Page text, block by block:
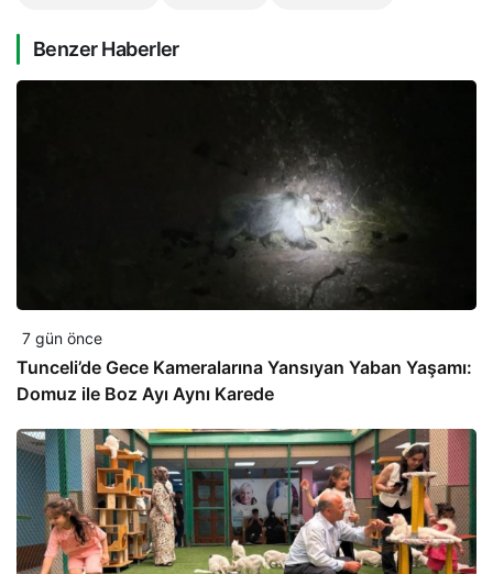
Benzer Haberler
7 gün önce
Tunceli’de Gece Kameralarına Yansıyan Yaban Yaşamı:
Domuz ile Boz Ayı Aynı Karede